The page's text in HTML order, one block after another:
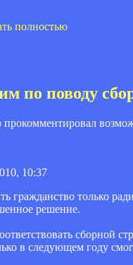
полностью
по поводу
10:37
гражданство только
решение.
сборной
в следующем году